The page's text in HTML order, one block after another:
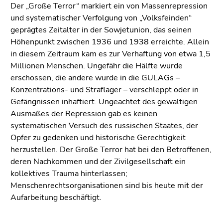
Der „Große Terror“ markiert ein von Massenrepression
und systematischer Verfolgung von „Volksfeinden“
geprägtes Zeitalter in der Sowjetunion, das seinen
Höhenpunkt zwischen 1936 und 1938 erreichte. Allein
in diesem Zeitraum kam es zur Verhaftung von etwa 1,5
Millionen Menschen. Ungefähr die Hälfte wurde
erschossen, die andere wurde in die GULAGs –
Konzentrations- und Straflager – verschleppt oder in
Gefängnissen inhaftiert. Ungeachtet des gewaltigen
Ausmaßes der Repression gab es keinen
systematischen Versuch des russischen Staates, der
Opfer zu gedenken und historische Gerechtigkeit
herzustellen. Der Große Terror hat bei den Betroffenen,
deren Nachkommen und der Zivilgesellschaft ein
kollektives Trauma hinterlassen;
Menschenrechtsorganisationen sind bis heute mit der
Aufarbeitung beschäftigt.